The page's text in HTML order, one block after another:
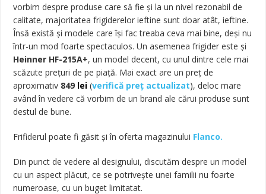
vorbim despre produse care să fie şi la un nivel rezonabil de
calitate, majoritatea frigiderelor ieftine sunt doar atât, ieftine.
Însă există şi modele care îşi fac treaba ceva mai bine, deşi nu
într-un mod foarte spectaculos. Un asemenea frigider este şi
Heinner HF-215A+, un model decent, cu unul dintre cele mai
scăzute preţuri de pe piaţă. Mai exact are un preț de
aproximativ 849 lei (verifică preț actualizat), deloc mare
având în vedere că vorbim de un brand ale cărui produse sunt
destul de bune.
Frifiderul poate fi găsit și în oferta magazinului Flanco.
Din punct de vedere al designului, discutăm despre un model
cu un aspect plăcut, ce se potrivește unei familii nu foarte
numeroase, cu un buget limitatat.